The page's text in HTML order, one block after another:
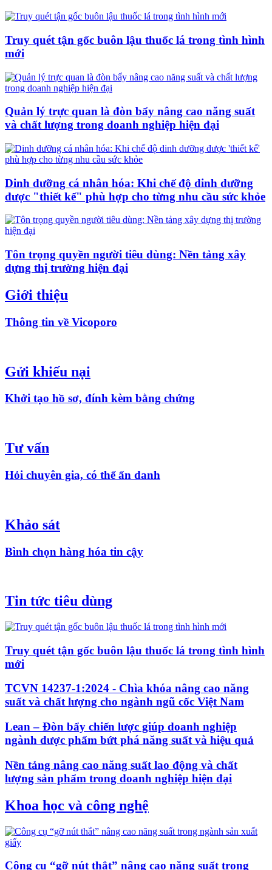
Truy quét tận gốc buôn lậu thuốc lá trong tình hình
mới
Quản lý trực quan là đòn bẩy nâng cao năng suất
và chất lượng trong doanh nghiệp hiện đại
Dinh dưỡng cá nhân hóa: Khi chế độ dinh dưỡng
được "thiết kế" phù hợp cho từng nhu cầu sức khỏe
Tôn trọng quyền người tiêu dùng: Nền tảng xây
dựng thị trường hiện đại
Giới thiệu
Thông tin về Vicoporo
Gửi khiếu nại
Khởi tạo hồ sơ, đính kèm bằng chứng
Tư vấn
Hỏi chuyên gia, có thể ẩn danh
Khảo sát
Bình chọn hàng hóa tin cậy
Tin tức tiêu dùng
Truy quét tận gốc buôn lậu thuốc lá trong tình hình
mới
TCVN 14237-1:2024 - Chìa khóa nâng cao năng
suất và chất lượng cho ngành ngũ cốc Việt Nam
Lean – Đòn bẩy chiến lược giúp doanh nghiệp
ngành dược phẩm bứt phá năng suất và hiệu quả
Nền tảng nâng cao năng suất lao động và chất
lượng sản phẩm trong doanh nghiệp hiện đại
Khoa học và công nghệ
Công cụ “gỡ nút thắt” nâng cao năng suất trong